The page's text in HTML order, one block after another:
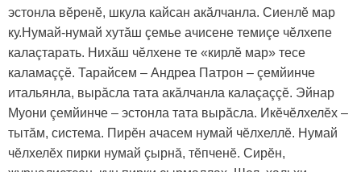
эстонла вӗренӗ, шкула кайсан акăлчанла. Сиенлӗ мар
ку.Нумай-нумай хутăш çемье ачисене темиçе чӗлхепе
калаçтарать. Нихăш чӗлхене те «кирлӗ мар» тесе
каламаççӗ. Тарайсем – Андреа Патрон – çемйинче
итальянла, вырăсла тата акăлчанла калаçаççӗ. Эйнар
Муони çемйинче – эстонла тата вырăсла. Икӗчӗлхелӗх –
тытăм, система. Пирӗн ачасем нумай чӗлхеллӗ. Нумай
чӗлхелӗх пирки нумай çырнă, тӗпченӗ. Сирӗн,